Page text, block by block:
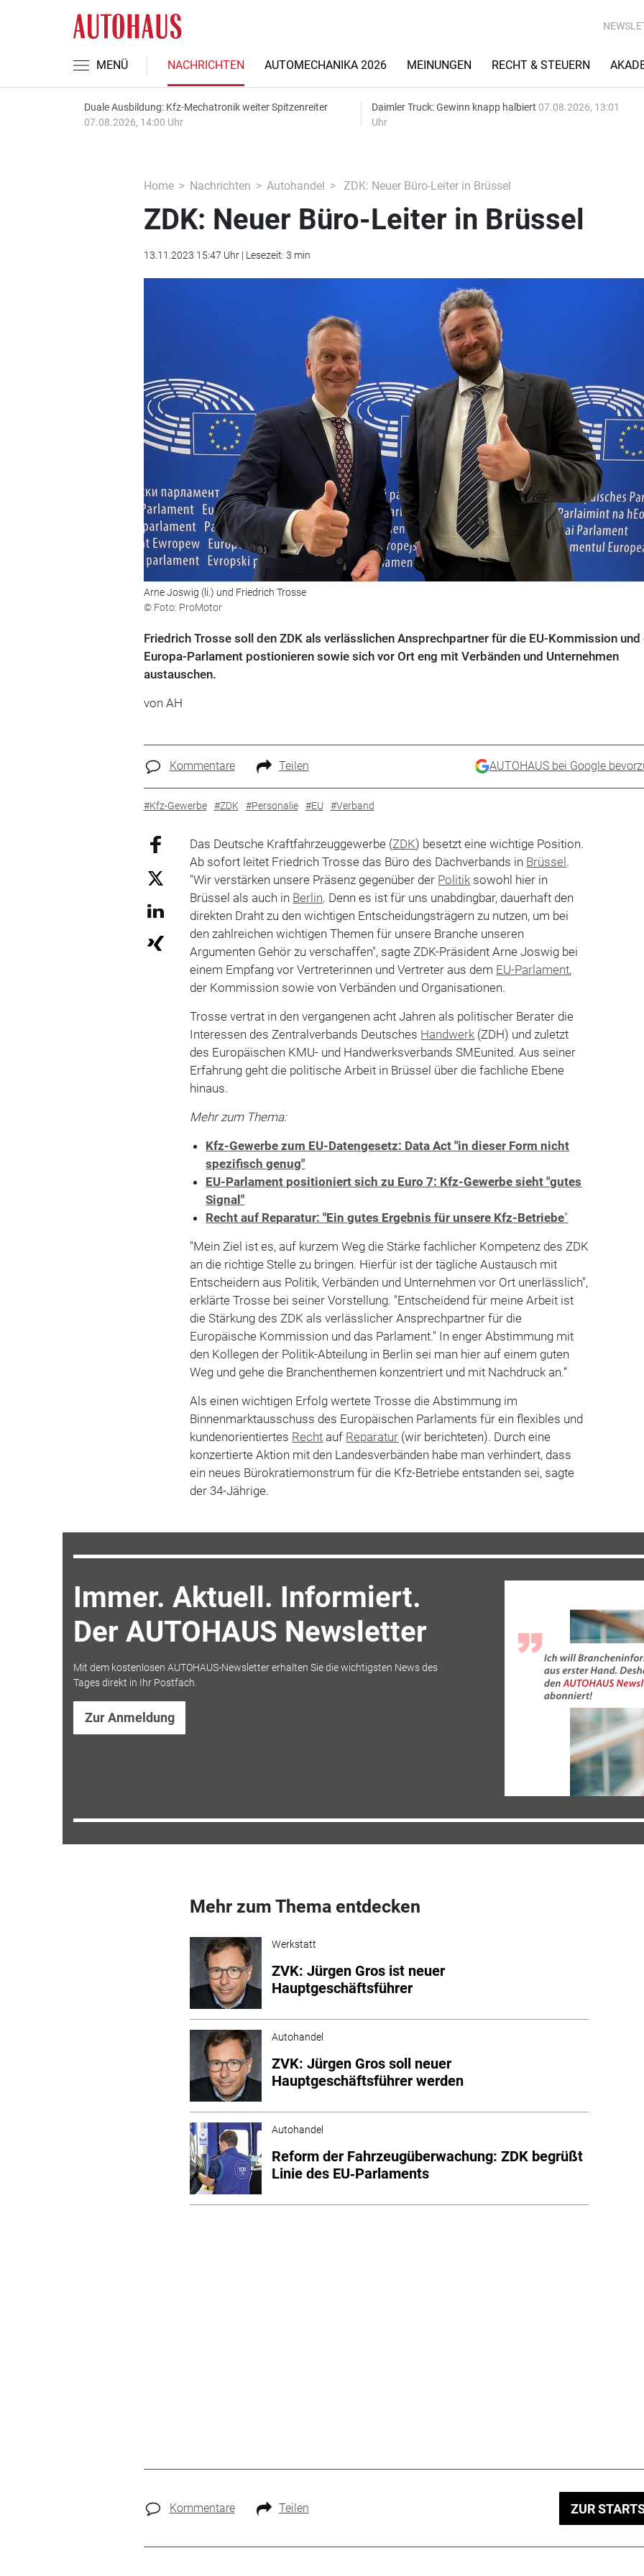
MENÜ NACHRICHTEN AUTOMECHANIKA 2026 MEINUNGEN RECHT & STEUERN
Duale Ausbildung: Kfz-Mechatronik weiter Spitzenreiter
07.08.2026, 14:00 Uhr
Daimler Truck: Gewinn knapp halbiert 07.08.2026, 13:01
Uhr
Home Nachrichten Autohandel ZDK: Neuer Büro-Leiter in Brüssel
ZDK: Neuer Büro-Leiter in Brüssel
13.11.2023 15:47 Uhr | Lesezeit: 3 min
Arne Joswig (li.) und Friedrich Trosse
© Foto: ProMotor
Friedrich Trosse soll den ZDK als verlässlichen Ansprechpartner für die EU-Kommission und
Europa-Parlament postionieren sowie sich vor Ort eng mit Verbänden und Unternehmen
austauschen.
von AH
Kommentare Teilen AUTOHAUS bei Google
#Kfz-Gewerbe #ZDK #Personalie #EU #Verband
Das Deutsche Kraftfahrzeuggewerbe (ZDK) besetzt eine wichtige Position.
Ab sofort leitet Friedrich Trosse das Büro des Dachverbands in Brüssel.
"Wir verstärken unsere Präsenz gegenüber der Politik sowohl hier in
Brüssel als auch in Berlin. Denn es ist für uns unabdingbar, dauerhaft den
direkten Draht zu den wichtigen Entscheidungsträgern zu nutzen, um bei
den zahlreichen wichtigen Themen für unsere Branche unseren
Argumenten Gehör zu verschaffen", sagte ZDK-Präsident Arne Joswig bei
einem Empfang vor Vertreterinnen und Vertreter aus dem EU-Parlament,
der Kommission sowie von Verbänden und Organisationen.
Trosse vertrat in den vergangenen acht Jahren als politischer Berater die
Interessen des Zentralverbands Deutsches Handwerk (ZDH) und zuletzt
des Europäischen KMU- und Handwerksverbands SMEunited. Aus seiner
Erfahrung geht die politische Arbeit in Brüssel über die fachliche Ebene
hinaus.
Mehr zum Thema:
Kfz-Gewerbe zum EU-Datengesetz: Data Act "in dieser Form nicht
spezifisch genug"
EU-Parlament positioniert sich zu Euro 7: Kfz-Gewerbe sieht "gutes
Signal"
Recht auf Reparatur: "Ein gutes Ergebnis für unsere Kfz-Betriebe"
"Mein Ziel ist es, auf kurzem Weg die Stärke fachlicher Kompetenz des ZDK
an die richtige Stelle zu bringen. Hierfür ist der tägliche Austausch mit
Entscheidern aus Politik, Verbänden und Unternehmen vor Ort unerlässlich",
erklärte Trosse bei seiner Vorstellung. "Entscheidend für meine Arbeit ist
die Stärkung des ZDK als verlässlicher Ansprechpartner für die
Europäische Kommission und das Parlament." In enger Abstimmung mit
den Kollegen der Politik-Abteilung in Berlin sei man hier auf einem guten
Weg und gehe die Branchenthemen konzentriert und mit Nachdruck an.“
Als einen wichtigen Erfolg wertete Trosse die Abstimmung im
Binnenmarktausschuss des Europäischen Parlaments für ein flexibles und
kundenorientiertes Recht auf Reparatur (wir berichteten). Durch eine
konzertierte Aktion mit den Landesverbänden habe man verhindert, dass
ein neues Bürokratiemonstrum für die Kfz-Betriebe entstanden sei, sagte
der 34-Jährige.
Immer. Aktuell. Informiert.
Der AUTOHAUS Newsletter
Mit dem kostenlosen AUTOHAUS-Newsletter erhalten Sie die wichtigsten News des
Tages direkt in Ihr Postfach.
Zur Anmeldung
Mehr zum Thema entdecken
Werkstatt
ZVK: Jürgen Gros ist neuer
Hauptgeschäftsführer
Autohandel
ZVK: Jürgen Gros soll neuer
Hauptgeschäftsführer werden
Autohandel
Reform der Fahrzeugüberwachung: ZDK begrüßt
Linie des EU‑Parlaments
Kommentare Teilen ZUR